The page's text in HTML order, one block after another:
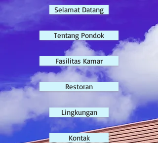
Selamat Datang
Tentang Pondok
Fasilitas Kamar
Restoran
Lingkungan
Kontak